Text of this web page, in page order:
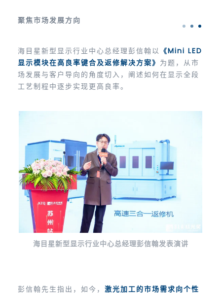
聚焦市场发展方向
海目星新型显示行业中心总经理彭信翰以 《Mini LED
显示模块在高良率键合及返修解决方案》 为题，从市
场发展与客户导向的角度切入，阐述如何在显示全段
工艺制程中逐步实现更高良率。
海目星新型显示行业中心总经理彭信翰发表演讲
彭信翰先生指出，如今， 激光加工的市场需求向个性